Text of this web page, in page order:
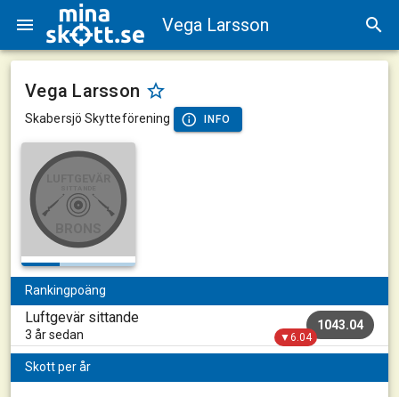
Vega Larsson
Vega Larsson
Skabersjö Skytteförening INFO
Rankingpoäng
Luftgevär sittande
3 år sedan
1043.04
▼6.04
Skott per år